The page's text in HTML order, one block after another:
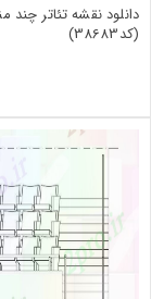
دانلود نقشه تئاتر
(کد38683)